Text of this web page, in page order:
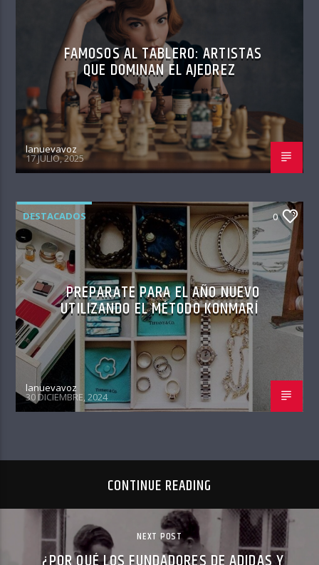
FAMOSOS AL TABLERO: ARTISTAS
QUE DOMINAN EL AJEDREZ
lanuevavoz
17 JULIO, 2025
DESTACADOS 0
PREPARATE PARA EL AÑO NUEVO
UTILIZANDO EL MÉTODO KONMARÍ
lanuevavoz
30 DICIEMBRE, 2024
CONTINUE READING
NEXT POST